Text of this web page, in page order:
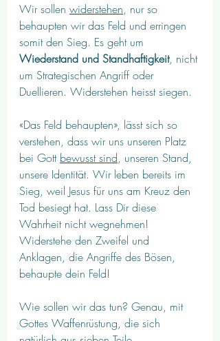
Wir sollen widerstehen, nur so
behaupten wir das Feld und erringen
somit den Sieg. Es geht um
Wiederstand und Standhaftigkeit, nicht
um Strategischen Angriff oder
Duellieren. Widerstehen heisst siegen.
«Das Feld behaupten», lässt sich so
verstehen, dass wir uns unseren Platz
bei Gott bewusst sind, unseren Stand,
unsere Identität. Wir leben bereits im
Sieg, weil Jesus für uns am Kreuz den
Tod besiegt hat. Lass Dir diese
Wahrheit nicht wegnehmen!
Widerstehe den Zweifel und
Anklagen, die Angriffe des Bösen,
behaupte dein Feld!
Wie sollen wir das tun? Genau, mit
Gottes Waffenrüstung, die sich